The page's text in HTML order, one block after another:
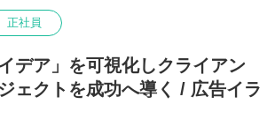
正社員
デア」を可視化しクライアン
ェクトを成功へ導く / 広告イラ